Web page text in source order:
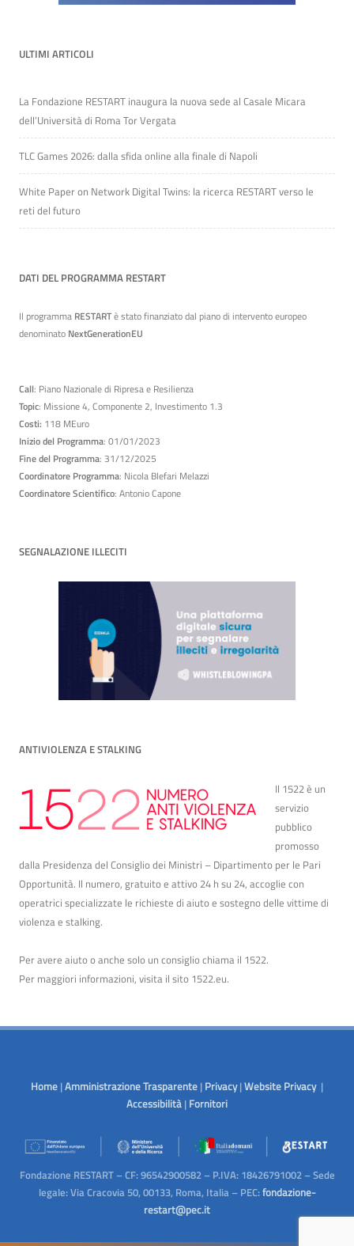
ULTIMI ARTICOLI
La Fondazione RESTART inaugura la nuova sede al Casale Micara
dell’Università di Roma Tor Vergata
TLC Games 2026: dalla sfida online alla finale di Napoli
White Paper on Network Digital Twins: la ricerca RESTART verso le
reti del futuro
DATI DEL PROGRAMMA RESTART
Il programma RESTARTè stato finanziato dal piano di intervento europeo
denominato NextGenerationEU
Call: Piano Nazionale di Ripresa e Resilienza
Topic: Missione 4, Componente 2, Investimento 1.3
Costi: 118 MEuro
Inizio del Programma: 01/01/2023
Fine del Programma: 31/12/2025
Coordinatore Programma: Nicola Blefari Melazzi
Coordinatore Scientifico: Antonio Capone
SEGNALAZIONE ILLECITI
ANTIVIOLENZA E STALKING
Il 1522 è un
servizio
pubblico
promosso
dalla Presidenza del Consiglio dei Ministri – Dipartimento per le Pari
Opportunità. Il numero, gratuito e attivo 24 h su 24, accoglie con
operatrici specializzate le richieste di aiuto e sostegno delle vittime di
violenza e stalking.
Per avere aiuto o anche solo un consiglio chiama il 1522.
Per maggiori informazioni, visita il sito 1522.eu.
Home |Amministrazione Trasparente | Privacy|Website Privacy |
Accessibilità | Fornitori
Fondazione RESTART – CF: 96542900582 – P.IVA: 18426791002 – Sede
legale: Via Cracovia 50, 00133, Roma, Italia – PEC:fondazione-
restart@pec.it